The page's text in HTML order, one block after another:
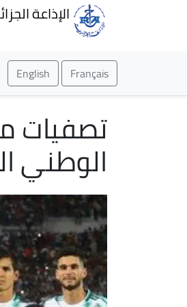
الإذاعة
Français
English
الوطني